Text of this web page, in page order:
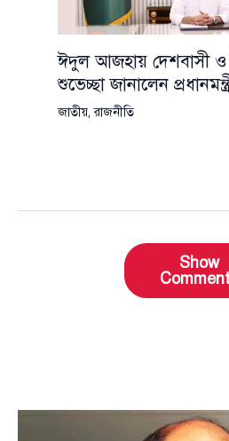
ঈদুল আজহায় দেশবাসী ও
শুভেচ্ছা জানালেন
জাতীয়,রাজনীতি
Show